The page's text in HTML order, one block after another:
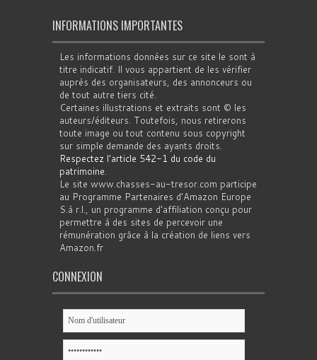
INFORMATIONS IMPORTANTES
Les informations données sur ce site le sont à
titre indicatif. Il vous appartient de les vérifier
auprès des organisateurs, des annonceurs ou
de tout autre tiers cité.
Certaines illustrations et extraits sont © les
auteurs/éditeurs. Toutefois, nous retirerons
toute image ou tout contenu sous copyright
sur simple demande des ayants droits.
Respectez l'article 542-1 du code du
patrimoine.
Le site www.chasses-au-tresor.com participe
au Programme Partenaires d’Amazon Europe
S.à r.l., un programme d’affiliation conçu pour
permettre à des sites de percevoir une
rémunération grâce à la création de liens vers
Amazon.fr
CONNEXION